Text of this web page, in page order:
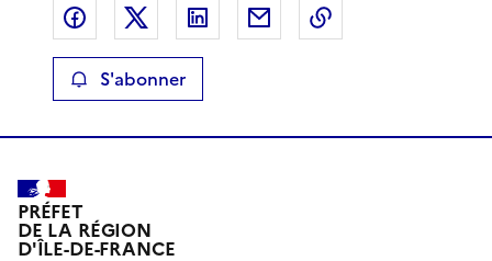
Partager sur Facebook
Partager sur XPartager sur LinkedIn
Partager par email
S'abonner
PRÉFET
DE LA RÉGION
D'ÎLE-DE-FRANCE